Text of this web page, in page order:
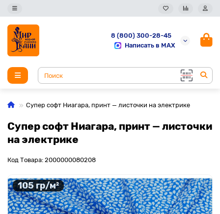
8 (800) 300-28-45
Написать в MAX
Супер софт Ниагара, принт — листочки на электрике
Супер софт Ниагара, принт — листочки
на электрике
Код Товара: 2000000080208
105 гр/м²